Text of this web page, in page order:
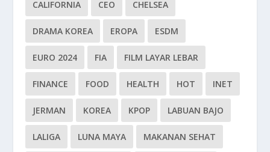
CALIFORNIA CEO CHELSEA
DRAMA KOREA EROPA ESDM
EURO 2024 FIA FILM LAYAR LEBAR
FINANCE FOOD HEALTH HOT INET
JERMAN KOREA KPOP LABUAN BAJO
LALIGA LUNA MAYA MAKANAN SEHAT